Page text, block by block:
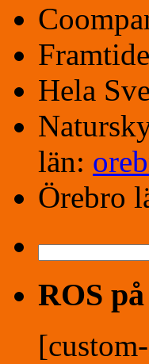
Hela
län:
Örebro
efter:
ROS